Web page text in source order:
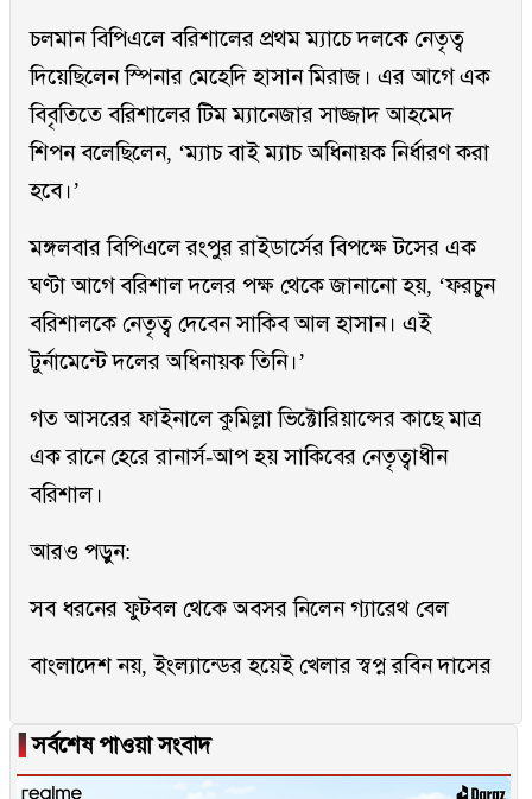
চলমান বিপিএলে বরিশালের প্রথম ম্যাচে দলকে নেতৃত্ব
দিয়েছিলেন স্পিনার মেহেদি হাসান মিরাজ। এর আগে এক
বিবৃতিতে বরিশালের টিম ম্যানেজার সাজ্জাদ আহমেদ
শিপন বলেছিলেন, ‘ম্যাচ বাই ম্যাচ অধিনায়ক নির্ধারণ করা
হবে।’
মঙ্গলবার বিপিএলে রংপুর রাইডার্সের বিপক্ষে টসের এক
ঘণ্টা আগে বরিশাল দলের পক্ষ থেকে জানানো হয়, ‘ফরচুন
বরিশালকে নেতৃত্ব দেবেন সাকিব আল হাসান। এই
টুর্নামেন্টে দলের অধিনায়ক তিনি।’
গত আসরের ফাইনালে কুমিল্লা ভিক্টোরিয়ান্সের কাছে মাত্র
এক রানে হেরে রানার্স-আপ হয় সাকিবের নেতৃত্বাধীন
বরিশাল।
আরও পড়ুন:
সব ধরনের ফুটবল থেকে অবসর নিলেন গ্যারেথ বেল
বাংলাদেশ নয়, ইংল্যান্ডের হয়েই খেলার স্বপ্ন রবিন দাসের
▐সর্বশেষ পাওয়া সংবাদ